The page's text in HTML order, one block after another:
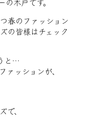
木戸です。
春のファッション
の皆様はチェック
と…
ァッションが、
で、